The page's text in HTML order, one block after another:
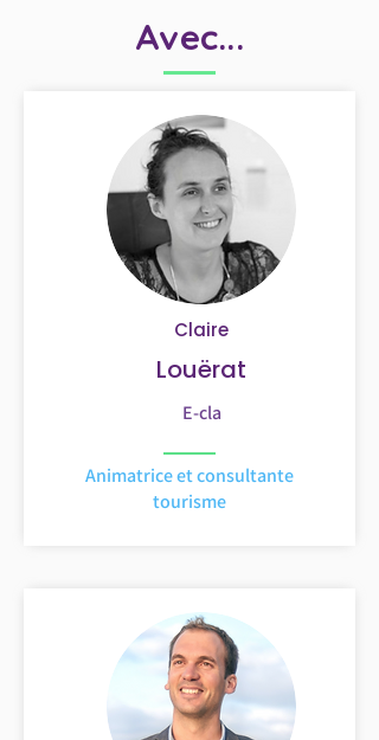
Avec...
Claire
Louërat
E-cla
Animatrice et consultante
tourisme